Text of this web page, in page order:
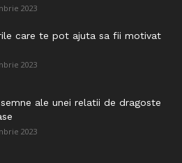
2023
care te pot ajuta sa fii motivat
2023
semne ale unei relatii de dragoste
2023